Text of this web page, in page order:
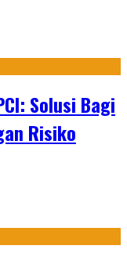
Solusi Bagi
Risiko